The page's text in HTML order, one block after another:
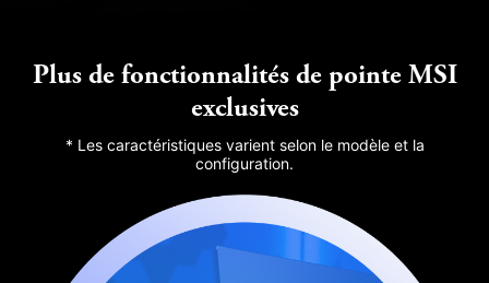
Plus de fonctionnalités de pointe MSI
exclusives
* Les caractéristiques varient selon le modèle et la
configuration.